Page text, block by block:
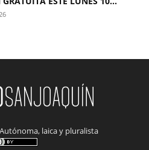
laica y pluralista